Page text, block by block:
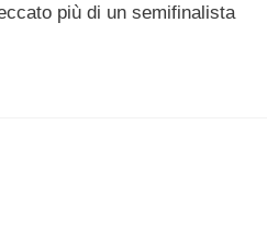
più di un semifinalista